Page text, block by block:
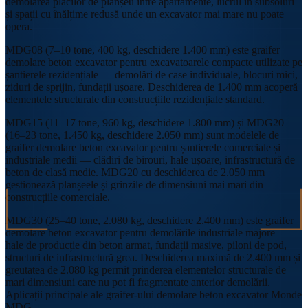
și spații cu înălțime redusă unde un excavator mai mare nu poate
opera.
MDG08 (7–10 tone, 400 kg, deschidere 1.400 mm) este graifer
demolare beton excavator pentru excavatoarele compacte utilizate pe
șantierele rezidențiale — demolări de case individuale, blocuri mici,
ziduri de sprijin, fundații ușoare. Deschiderea de 1.400 mm acoperă
elementele structurale din construcțiile rezidențiale standard.
MDG15 (11–17 tone, 960 kg, deschidere 1.800 mm) și MDG20
(16–23 tone, 1.450 kg, deschidere 2.050 mm) sunt modelele de
graifer demolare beton excavator pentru șantierele comerciale și
industriale medii — clădiri de birouri, hale ușoare, infrastructură de
beton de clasă medie. MDG20 cu deschiderea de 2.050 mm
gestionează planșeele și grinzile de dimensiuni mai mari din
construcțiile comerciale.
MDG30 (25–40 tone, 2.080 kg, deschidere 2.400 mm) este graifer
demolare beton excavator pentru demolările industriale majore —
hale de producție din beton armat, fundații masive, piloni de pod,
structuri de infrastructură grea. Deschiderea maximă de 2.400 mm și
greutatea de 2.080 kg permit prinderea elementelor structurale de
mari dimensiuni care nu pot fi fragmentate anterior demolării.
Aplicații principale ale graifer-ului demolare beton excavator Monde